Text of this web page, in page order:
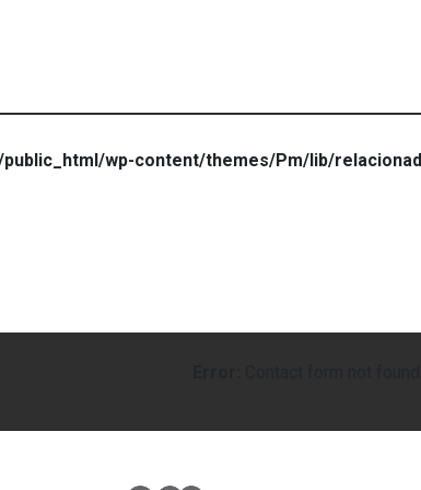
wp-content/themes/Pm/lib/